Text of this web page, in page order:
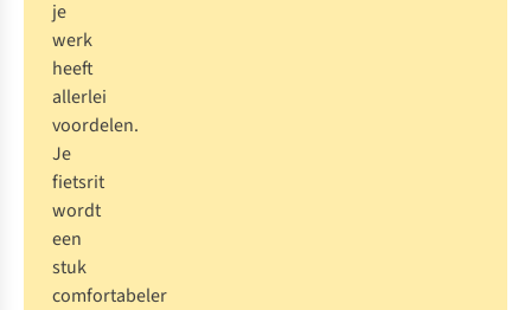
je
werk
heeft
allerlei
voordelen.
Je
fietsrit
wordt
een
stuk
comfortabeler